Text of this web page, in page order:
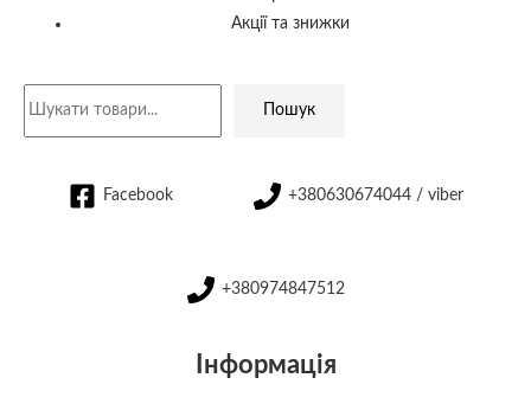
Акції та знижки
Пошук
Facebook +380630674044 / viber
+380974847512
Інформація